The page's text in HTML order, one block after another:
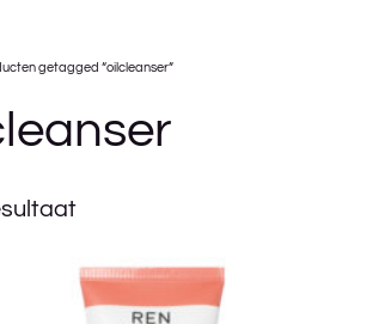
getagged “oilcleanser”